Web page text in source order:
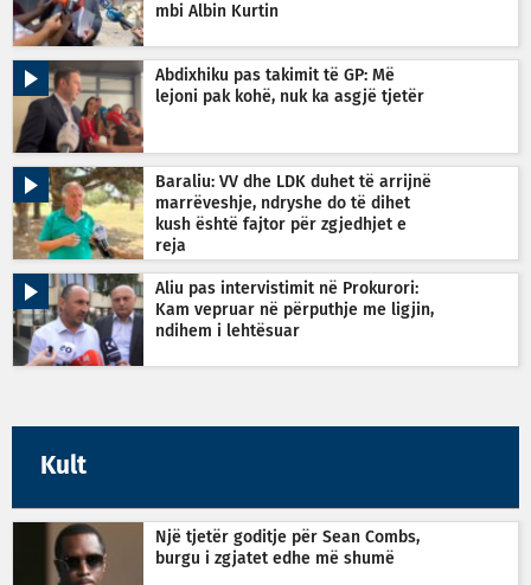
mbi Albin Kurtin
Abdixhiku pas takimit të GP: Më
lejoni pak kohë, nuk ka asgjë tjetër
Baraliu: VV dhe LDK duhet të arrijnë
marrëveshje, ndryshe do të dihet
kush është fajtor për zgjedhjet e
reja
Aliu pas intervistimit në Prokurori:
Kam vepruar në përputhje me ligjin,
ndihem i lehtësuar
Kult
Një tjetër goditje për Sean Combs,
burgu i zgjatet edhe më shumë